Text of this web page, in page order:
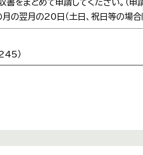
をまとめて申請してください。（申
の翌月の20日（土日、祝日等の場合
）